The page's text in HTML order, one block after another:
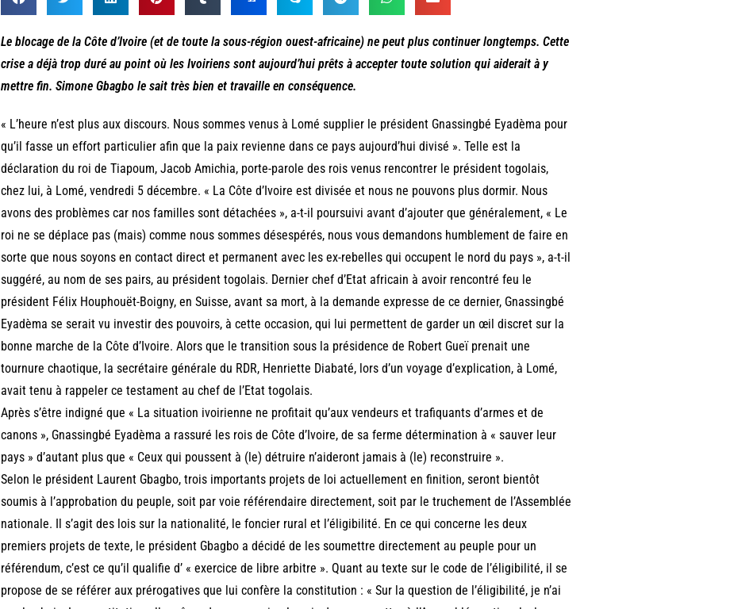
Le blocage de la Côte d’Ivoire (et de toute la sous-région ouest-africaine) ne peut plus continuer longtemps. Cette
crise a déjà trop duré au point où les Ivoiriens sont aujourd’hui prêts à accepter toute solution qui aiderait à y
mettre fin. Simone Gbagbo le sait très bien et travaille en conséquence.
« L’heure n’est plus aux discours. Nous sommes venus à Lomé supplier le président Gnassingbé Eyadèma pour
qu’il fasse un effort particulier afin que la paix revienne dans ce pays aujourd’hui divisé ». Telle est la
déclaration du roi de Tiapoum, Jacob Amichia, porte-parole des rois venus rencontrer le président togolais,
chez lui, à Lomé, vendredi 5 décembre. « La Côte d’Ivoire est divisée et nous ne pouvons plus dormir. Nous
avons des problèmes car nos familles sont détachées », a-t-il poursuivi avant d’ajouter que généralement, « Le
roi ne se déplace pas (mais) comme nous sommes désespérés, nous vous demandons humblement de faire en
sorte que nous soyons en contact direct et permanent avec les ex-rebelles qui occupent le nord du pays », a-t-il
suggéré, au nom de ses pairs, au président togolais. Dernier chef d’Etat africain à avoir rencontré feu le
président Félix Houphouët-Boigny, en Suisse, avant sa mort, à la demande expresse de ce dernier, Gnassingbé
Eyadèma se serait vu investir des pouvoirs, à cette occasion, qui lui permettent de garder un œil discret sur la
bonne marche de la Côte d’Ivoire. Alors que le transition sous la présidence de Robert Gueï prenait une
tournure chaotique, la secrétaire générale du RDR, Henriette Diabaté, lors d’un voyage d’explication, à Lomé,
avait tenu à rappeler ce testament au chef de l’Etat togolais.
Après s’être indigné que « La situation ivoirienne ne profitait qu’aux vendeurs et trafiquants d’armes et de
canons », Gnassingbé Eyadèma a rassuré les rois de Côte d’Ivoire, de sa ferme détermination à « sauver leur
pays » d’autant plus que « Ceux qui poussent à (le) détruire n’aideront jamais à (le) reconstruire ».
Selon le président Laurent Gbagbo, trois importants projets de loi actuellement en finition, seront bientôt
soumis à l’approbation du peuple, soit par voie référendaire directement, soit par le truchement de l’Assemblée
nationale. Il s’agit des lois sur la nationalité, le foncier rural et l’éligibilité. En ce qui concerne les deux
premiers projets de texte, le président Gbagbo a décidé de les soumettre directement au peuple pour un
référendum, c’est ce qu’il qualifie d’ « exercice de libre arbitre ». Quant au texte sur le code de l’éligibilité, il se
propose de se référer aux prérogatives que lui confère la constitution : « Sur la question de l’éligibilité, je n’ai